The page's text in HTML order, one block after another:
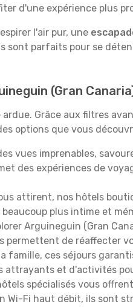
d'une expérience plus
l'air pur, une
parfaits pour se
(Gran
Grâce aux filtres
options que vous
vues imprenables,
des expériences de
attirent, nos hôtels
plus intime et
Arguineguin (Gran
de réaffecter
famille, ces séjours
attrayants et d'activités
spécialisés vous
Wi-Fi haut débit, ils sont